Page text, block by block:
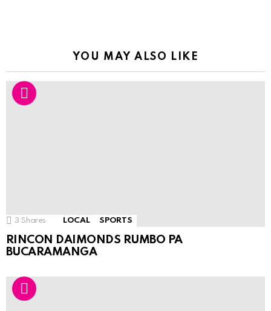
YOU MAY ALSO LIKE
3 Shares LOCAL SPORTS
RINCON DAIMONDS RUMBO PA
BUCARAMANGA